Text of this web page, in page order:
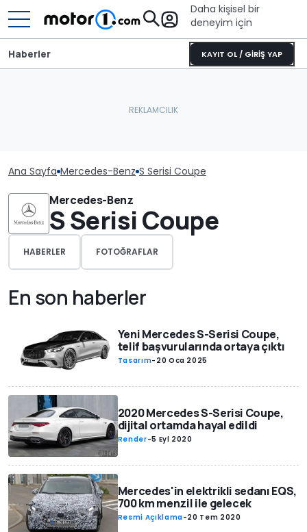
Daha kişisel bir
deneyim için
KAYIT OL / GİRİŞ YAP
Haberler
Ana Sayfa Mercedes-Benz S Serisi Coupe
Mercedes-Benz
S Serisi Coupe
HABERLER FOTOĞRAFLAR
En son haberler
Yeni Mercedes S-Serisi Coupe,
telif başvurularında ortaya çıktı
Tasarım- 20 Oca 2025
2020 Mercedes S-Serisi Coupe,
dijital ortamda hayal edildi
Render-5 Eyl 2020
Mercedes'in elektrikli sedanı EQS,
700 km menzil ile gelecek
Resmi Açıklama-20 Tem 2020